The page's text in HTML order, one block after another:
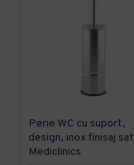
Perie WC cu suport,
design, inox finisaj
Mediclinics